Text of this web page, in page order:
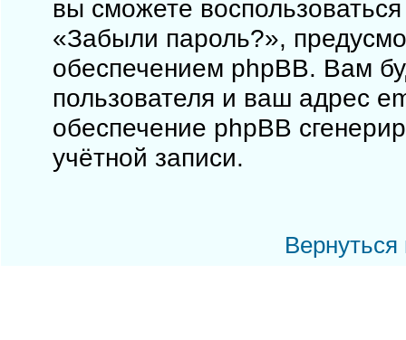
вы сможете
«Забыли пароль?»,
обеспечением phpBB. Вам
пользователя и ваш адрес
обеспечение phpBB
учётной записи.
Вернуться